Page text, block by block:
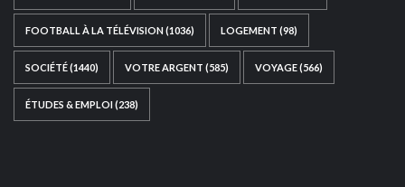
FOOTBALL À LA TÉLÉVISION(1036) LOGEMENT (98)
SOCIÉTÉ(1440) VOTRE ARGENT (585) VOYAGE(566)
ÉTUDES & EMPLOI(238)